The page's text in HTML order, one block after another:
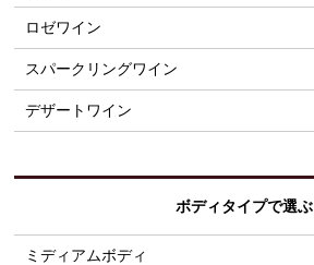
ロゼワイン
スパークリングワイン
デザートワイン
ボディタイプで選ぶ
ミディアムボディ